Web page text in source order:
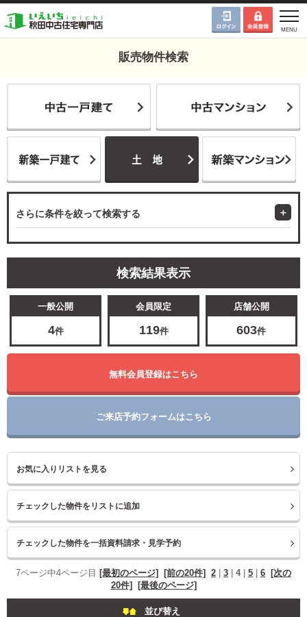
販売物件検索
さらに条件を絞って検索する
検索結果表示
一般公開
4件
会員限定
119件
店舗公開
603件
無料会員登録はこちら
ご来店予約フォームはこちら
お気に入りリストを見る
7ページ中4ページ目 [最初のページ] [前の20件] 2 3 4| 5 6
[次の
20件]
[最後のページ]
並び替え